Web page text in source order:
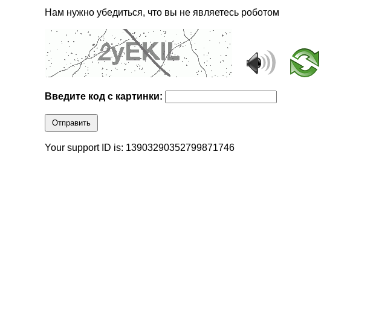
Нам нужно убедиться, что вы не являетесь роботом
Введите код с картинки:
Отправить
Your support ID is: 13903290352799871746